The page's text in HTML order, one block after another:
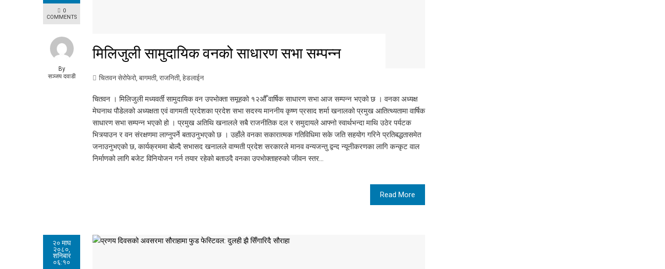
0
COMMENTS
By
सञ्जय दवाडी
मिलिजुली सामुदायिक वनको साधारण सभा सम्पन्न
चितवन सेरोफेरो, बागमती, राजनिती, हेडलाईन
चितवन । मिलिजुली मध्यवर्ती सामुदायिक वन उपभोक्ता समूहको १२औँ वार्षिक साधारण सभा आज सम्पन्न भएको छ । वनका अध्यक्ष
मेघनाथ पौडेलको अध्यक्षता एवं वागमती प्रदेशका प्रदेश सभा सदस्य माननीय कृष्ण प्रसाद शर्मा खनालको प्रमुख आतित्थ्यतामा वार्षिक
साधारण सभा सम्पन्न भएको हो । प्रमुख अतिथि खनालले सबै राजनीतिक दल र समुदायले आफ्नो स्वार्थभन्दा माथि उठेर पर्यटक
भित्र्याउन र वन संरक्षणमा लाग्नुपर्ने बताउनुभएको छ । उहाँले वनका सकारात्मक गतिविधिमा सके जति सहयोग गरिने प्रतिबद्धतासमेत
जनाउनुभएको छ, कार्यक्रममा बोल्दै सभासद खनालले वाग्मती प्रदेश सरकारले मानव वन्यजन्तु द्वन्द न्यूनीकरणका लागि कन्कृट वाल
निर्माणको लागि बजेट विनियोजन गर्न तयार रहेको बताउदै वनका उपभोक्ताहरुको जीवन स्तर…
Read More
२० माघ
२०८०,
शनिबार
०६:१०